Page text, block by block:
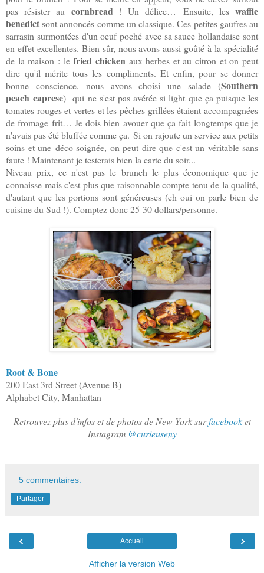
pas résister au cornbread ! Un délice… Ensuite, leswaffle
benedictsont annoncés comme un classique. Ces petites gaufres au
sarrasin surmontées d'un oeuf poché avec sa sauce hollandaise sont
en effet excellentes. Bien sûr, nous avons aussi goûté à la spécialité
de la maison : lefried chicken aux herbes et au citron et on peut
dire qu'il mérite tous les compliments. Et enfin, pour se donner
bonne conscience, nous avons choisi une salade (Southern
peach caprese) qui ne s'est pas avérée si light que ça puisque les
tomates rouges et vertes et les pêches grillées étaient accompagnées
de fromage frit… Je dois bien avouer que ça fait longtemps que je
n'avais pas été bluffée comme ça. Si on rajoute un service aux petits
soins et une déco soignée, on peut dire que c'est un véritable sans
faute ! Maintenant je testerais bien la carte du soir...
Niveau prix, ce n'est pas le brunch le plus économique que je
connaisse mais c'est plus que raisonnable compte tenu de la qualité,
d'autant que les portions sont généreuses (eh oui on parle bien de
cuisine du Sud !). Comptez donc 25-30 dollars/personne.
Root & Bone
200 East 3rd Street (Avenue B)
Alphabet City, Manhattan
Retrouvez plus d'infos et de photos de New York surfacebooket
Instagram @curieuseny
5 commentaires:
Partager
‹ ›
Accueil
Afficher la version Web